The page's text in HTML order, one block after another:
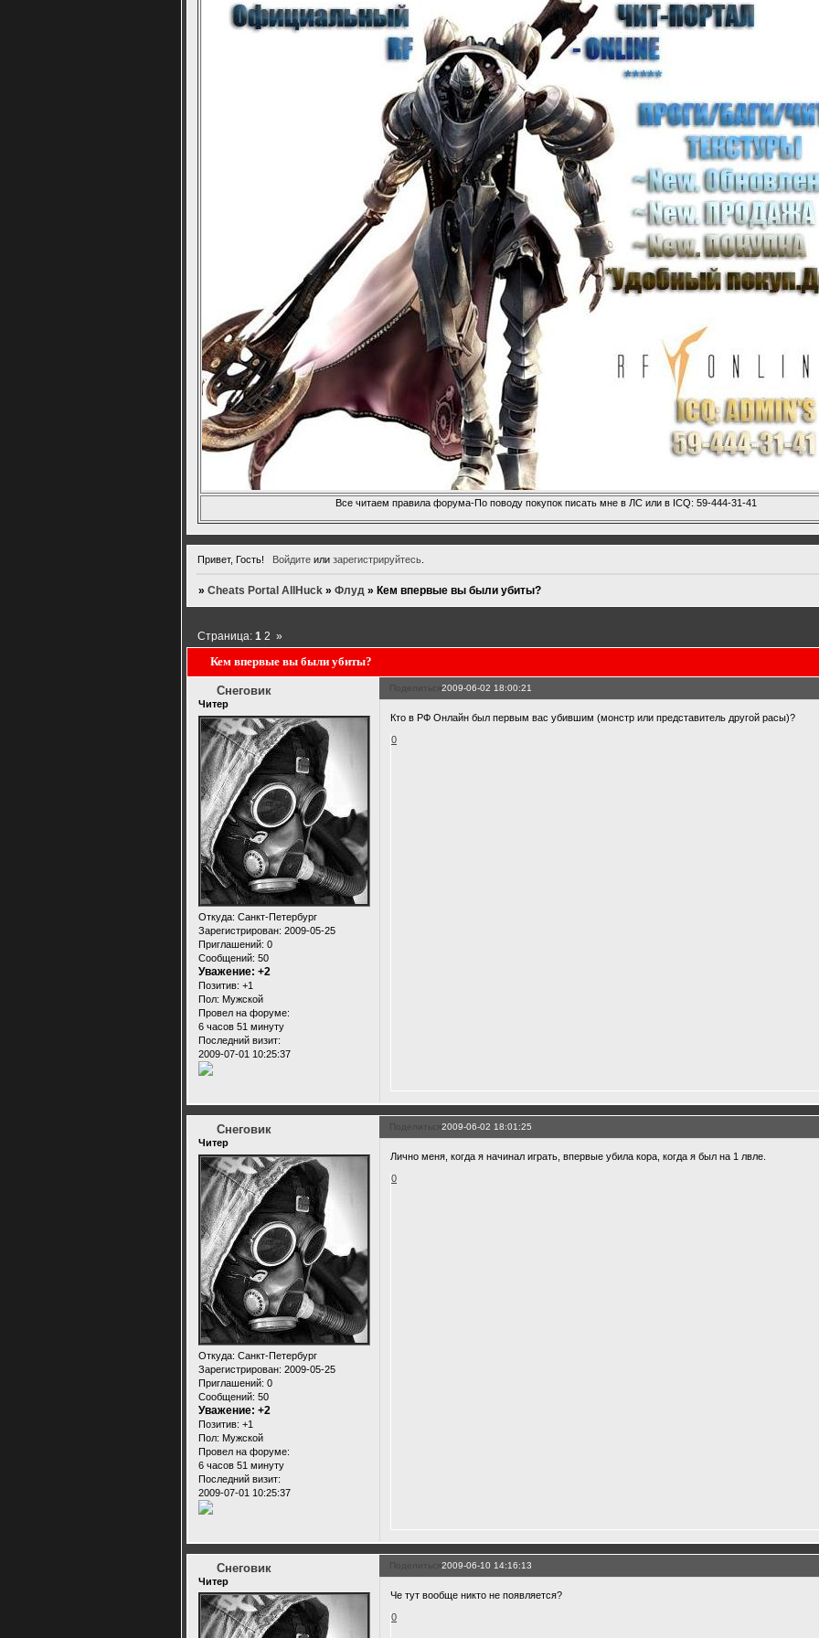
Все читаем правила форума-По поводу покупок писать мне в ЛС или в ICQ: 59-444-31-41
Привет, Гость! Войдитеили зарегистрируйтесь.
»Cheats Portal AllHuck »Флуд » Кем впервые вы были убиты?
Кем впервые вы были убиты?
Страница:1 2 »
Поделиться2009-06-02 18:00:21
Снеговик
Читер
Откуда: Санкт-Петербург
Зарегистрирован: 2009-05-25
Приглашений: 0
Сообщений: 50
Уважение: +2
Позитив: +1
Пол: Мужской
Провел на форуме:
6 часов 51 минуту
Последний визит:
2009-07-01 10:25:37
Кто в РФ Онлайн был первым вас убившим (монстр или представитель другой расы)?
0
Поделиться2009-06-02 18:01:25
Снеговик
Читер
Откуда: Санкт-Петербург
Зарегистрирован: 2009-05-25
Приглашений: 0
Сообщений: 50
Уважение: +2
Позитив: +1
Пол: Мужской
Провел на форуме:
6 часов 51 минуту
Последний визит:
2009-07-01 10:25:37
Лично меня, когда я начинал играть, впервые убила кора, когда я был на 1 лвле.
0
Поделиться2009-06-10 14:16:13
Снеговик
Читер
Че тут вообще никто не появляется?
0